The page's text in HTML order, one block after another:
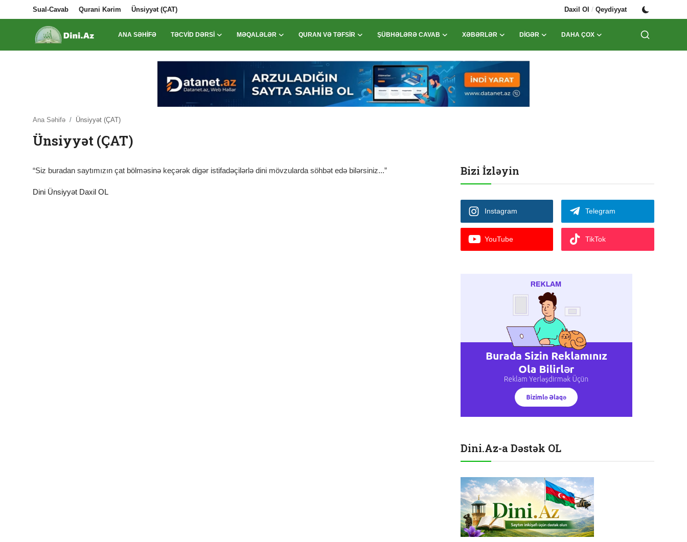
Sual-Cavab Qurani Kərim Ünsiyyət (ÇAT) Daxil Ol / Qeydiyyat
ANA SƏHIFƏ TƏCVID DƏRSI MƏQALƏLƏR QURAN VƏ TƏFSIR ŞÜBHƏLƏRƏ CAVAB XƏBƏRLƏR DIGƏR DAHA ÇOX
Sual-Cavab
Qurani Kərim
Təcvid Dərsi
Ana Səhifə Ünsiyyət (ÇAT)
Ünsiyyət (ÇAT)
“Siz buradan saytımızın çat bölməsinə keçərək digər istifadəçilərlə dini mövzularda söhbət edə bilərsiniz...”
Dini Ünsiyyət Daxil OL
Bizi İzləyin
Instagram Telegram
YouTube TikTok
Dini.Az-a Dəstək OL